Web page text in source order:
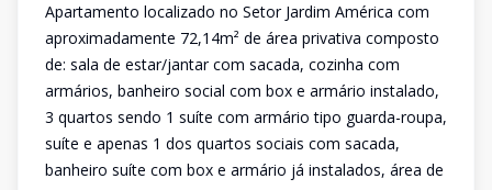
Apartamento localizado no Setor Jardim América com
aproximadamente 72,14m² de área privativa composto
de: sala de estar/jantar com sacada, cozinha com
armários, banheiro social com box e armário instalado,
3 quartos sendo 1 suíte com armário tipo guarda-roupa,
suíte e apenas 1 dos quartos sociais com sacada,
banheiro suíte com box e armário já instalados, área de